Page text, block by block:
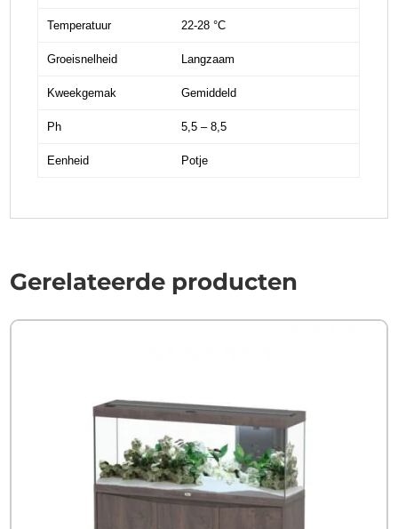
Temperatuur 22-28 °C
Groeisnelheid Langzaam
Kweekgemak Gemiddeld
Ph 5,5 – 8,5
Eenheid Potje
Gerelateerde producten